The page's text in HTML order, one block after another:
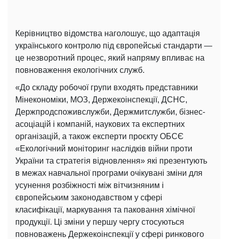
Керівництво відомства наголошує, що адаптація
українського контролю під європейські стандарти —
це незворотний процес, який напряму впливає на
повноваження екологічних служб.
«До складу робочої групи входять представники
Мінекономіки, МОЗ, Держекоінспекції, ДСНС,
Держпродспоживслужби, Держмитслужби, бізнес-
асоціацій і компаній, наукових та експертних
організацій, а також експерти проєкту ОБСЄ
«Екологічний моніторинг наслідків війни проти
України та стратегія відновлення» які презентують
в межах навчальної програми очікувані зміни для
усунення розбіжності між вітчизняним і
європейським законодавством у сфері
класифікації, маркування та паковання хімічної
продукції. Ці зміни у першу чергу стосуються
повноважень Держекоінспекції у сфері ринкового